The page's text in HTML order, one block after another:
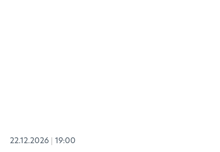
22.12.2026 19:00